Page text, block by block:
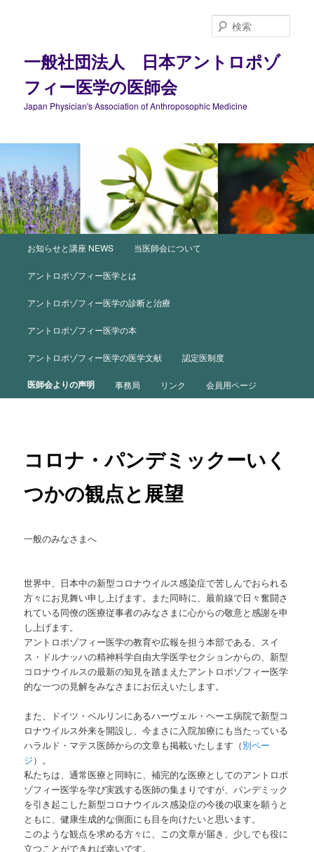
移
一般社団法人 日本アントロポゾ
フィー医学の医師会
Japan Physician's Association of Anthroposophic Medicine
索
お知らせと講座 NEWS 当医師会について
アントロポゾフィー医学とは
アントロポゾフィー医学の診断と治療
アントロポゾフィー医学の本
アントロポゾフィー医学の医学文献 認定医制度
医師会よりの声明 事務局 リンク 会員用ページ
コロナ・パンデミックーいく
つかの観点と展望
一般のみなさまへ
世界中、
日本中の新型コロナウイルス感染症で苦しんでおられる
方々にお見舞い申し上げます。また同時に、最前線で日々奮闘さ
れている同僚の医療従事者のみなさまに心からの敬意と感謝を申
し上げます。
アントロポゾフィー医学の教育や広報を担う本部である、
スイ
ス・ドルナッハの精神科学自由大学医学セクションからの、 新型
コロナウイルスの最新の知見を踏まえたアントロポゾフィー医学
的な一つの見解をみなさまにお伝えいたします。
また、ドイツ・ベルリンにあるハーヴェル・ヘーエ病院で新型コ
ロナウイルス外来を開設し、今まさに入院加療にも当たっている
ハラルド・ マテス医師からの文章も掲載いたします（別ペー
ジ）。
私たちは、通常医療と同時に、補完的な医療としてのアントロポ
ゾフィー医学を学び実践する医師の集まりですが、パンデミック
を引き起こした新型コロナウイルス感染症の今後の収束を願うと
ともに、健康生成的な側面にも目を向けたいと思います。
このような観点を求める方々に、この文章が届き、 少しでも役に
立つことができれば幸いです。